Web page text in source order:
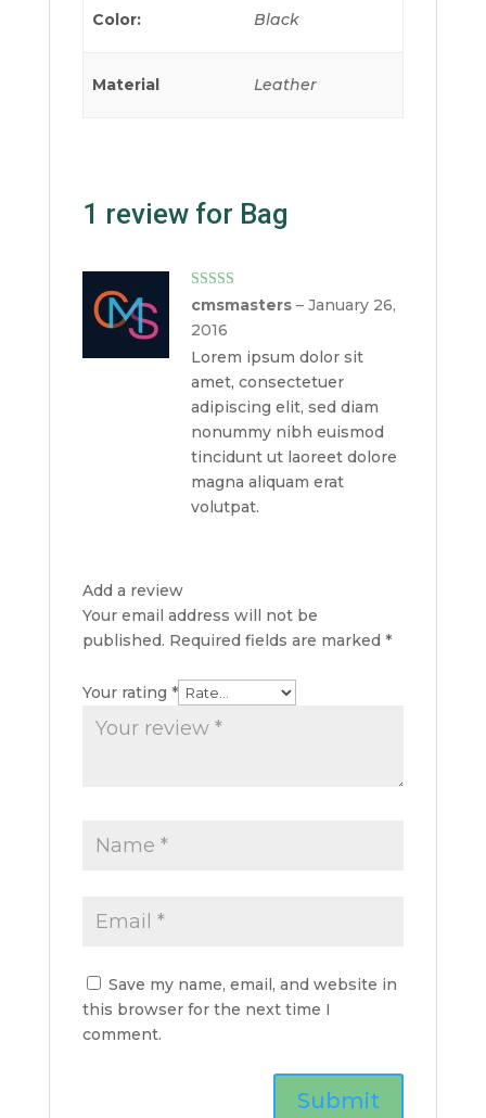
Color: Black
Material Leather
1 review for Bag
Rated5out
of 5
cmsmasters – January 26,
2016
Lorem ipsum dolor sit
amet, consectetuer
adipiscing elit, sed diam
nonummy nibh euismod
tincidunt ut laoreet dolore
magna aliquam erat
volutpat.
Add a review
Your email address will not be
published. Required fields are marked *
Your rating *
Save my name, email, and website in
this browser for the next time I
comment.